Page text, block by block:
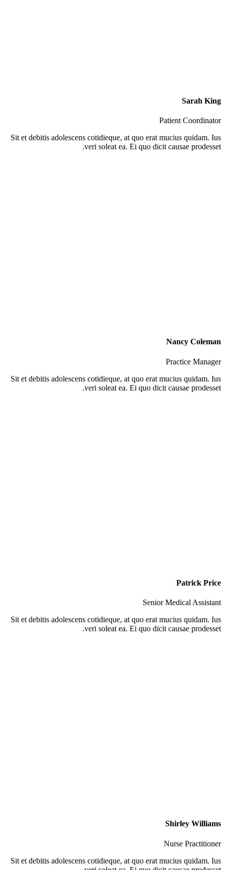
Sarah King
Patient Coordinator
Sit et debitis adolescens cotidieque, at quo erat mucius quidam. Ius
veri soleat ea. Ei quo dicit causae prodesset.
Nancy Coleman
Practice Manager
Sit et debitis adolescens cotidieque, at quo erat mucius quidam. Ius
veri soleat ea. Ei quo dicit causae prodesset.
Patrick Price
Senior Medical Assistant
Sit et debitis adolescens cotidieque, at quo erat mucius quidam. Ius
veri soleat ea. Ei quo dicit causae prodesset.
Shirley Williams
Nurse Practitioner
Sit et debitis adolescens cotidieque, at quo erat mucius quidam. Ius